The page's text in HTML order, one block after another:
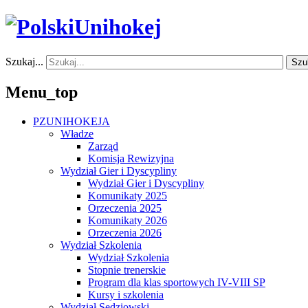
Szukaj...
Menu_top
PZUNIHOKEJA
Władze
Zarząd
Komisja Rewizyjna
Wydział Gier i Dyscypliny
Wydział Gier i Dyscypliny
Komunikaty 2025
Orzeczenia 2025
Komunikaty 2026
Orzeczenia 2026
Wydział Szkolenia
Wydział Szkolenia
Stopnie trenerskie
Program dla klas sportowych IV-VIII SP
Kursy i szkolenia